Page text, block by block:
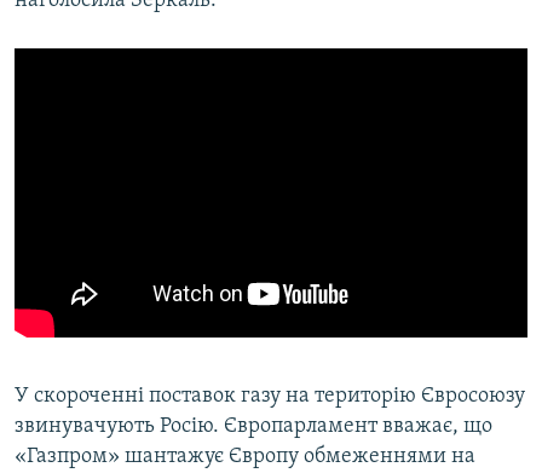
У скороченні поставок газу на територію Євросоюзу
звинувачують Росію. Європарламент вважає, що
«Газпром» шантажує Європу обмеженнями на